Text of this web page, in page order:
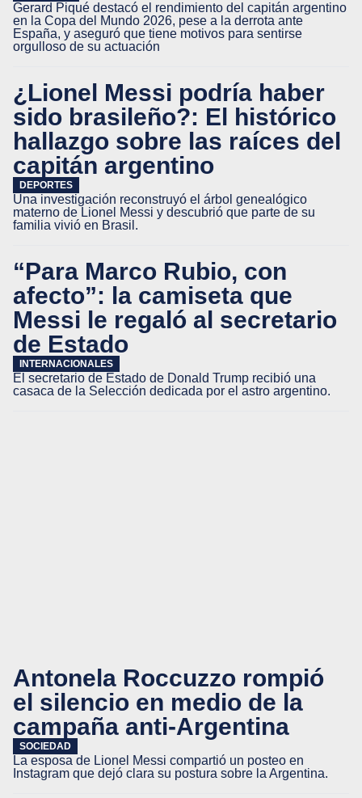
Gerard Piqué destacó el rendimiento del capitán argentino
en la Copa del Mundo 2026, pese a la derrota ante
España, y aseguró que tiene motivos para sentirse
orgulloso de su actuación
¿Lionel Messi podría haber
sido brasileño?: El histórico
hallazgo sobre las raíces del
capitán argentino
DEPORTES
Una investigación reconstruyó el árbol genealógico
materno de Lionel Messi y descubrió que parte de su
familia vivió en Brasil.
“Para Marco Rubio, con
afecto”: la camiseta que
Messi le regaló al secretario
de Estado
INTERNACIONALES
El secretario de Estado de Donald Trump recibió una
casaca de la Selección dedicada por el astro argentino.
Antonela Roccuzzo rompió
el silencio en medio de la
campaña anti-Argentina
SOCIEDAD
La esposa de Lionel Messi compartió un posteo en
Instagram que dejó clara su postura sobre la Argentina.